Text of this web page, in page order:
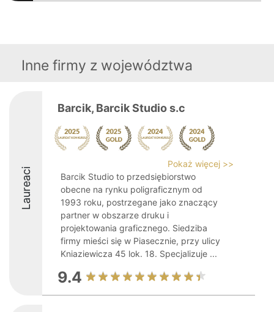
Inne firmy z województwa
Laureaci
Barcik, Barcik Studio s.c
Pokaż więcej >>
Barcik Studio to przedsiębiorstwo
obecne na rynku poligraficznym od
1993 roku, postrzegane jako znaczący
partner w obszarze druku i
projektowania graficznego. Siedziba
firmy mieści się w Piasecznie, przy ulicy
Kniaziewicza 45 lok. 18. Specjalizuje ...
9.4